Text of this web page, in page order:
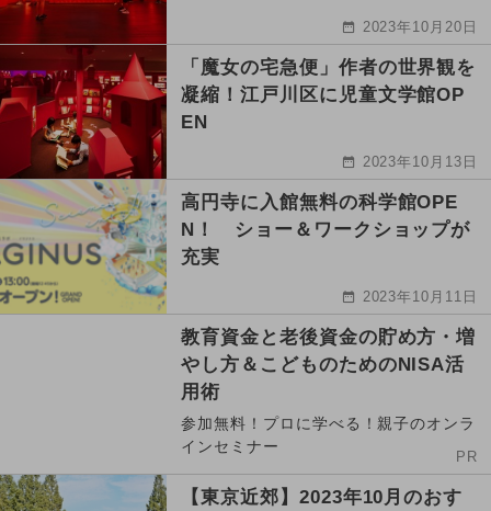
2023年10月20日
「魔女の宅急便」作者の世界観を
凝縮！江戸川区に児童文学館OP
EN
2023年10月13日
高円寺に入館無料の科学館OPE
N！ ショー＆ワークショップが
充実
2023年10月11日
教育資金と老後資金の貯め方・増
やし方＆こどものためのNISA活
用術
参加無料！プロに学べる！親子のオンラ
インセミナー
PR
【東京近郊】2023年10月のおす